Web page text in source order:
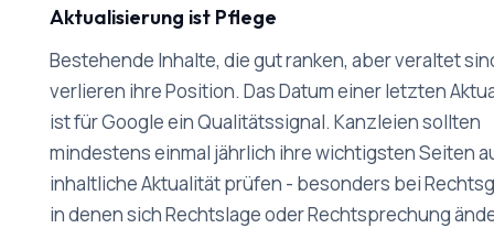
Aktualisierung ist Pflege
Bestehende Inhalte, die gut ranken, aber veraltet
verlieren ihre Position. Das Datum einer letzten
ist für Google ein Qualitätssignal. Kanzleien sollten
mindestens einmal jährlich ihre wichtigsten Seiten
inhaltliche Aktualität prüfen - besonders bei
in denen sich Rechtslage oder Rechtsprechung